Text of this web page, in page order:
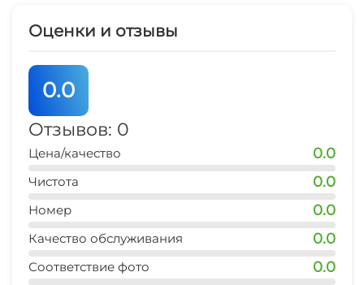
Оценки и отзывы
0.0
Отзывов: 0
Цена/качество 0.0
Чистота 0.0
Номер 0.0
Качество обслуживания 0.0
Соответствие фото 0.0